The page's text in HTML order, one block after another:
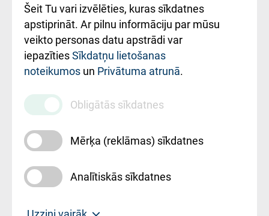
Rekvizīti un
ārstniecības
iestādes kods
010000234
Maksas
pakalpojumu
cenrādis
Šeit Tu vari izvēlēties, kuras sīkdatnes
apstiprināt. Ar pilnu informāciju par mūsu
veikto personas datu apstrādi var
iepazītiesSīkdatņu lietošanas
noteikumos un Privātuma atrunā.
Obligātās sīkdatnes
Mērķa (reklāmas) sīkdatnes
Analītiskās sīkdatnes